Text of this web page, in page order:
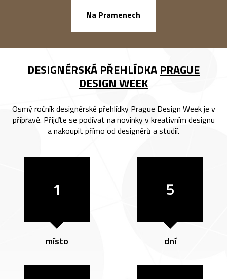
Na Pramenech
DESIGNÉRSKÁ PŘEHLÍDKA PRAGUE
DESIGN WEEK
Osmý ročník designérské přehlídky Prague Design Week je v
přípravě. Přijďte se podívat na novinky v kreativním designu
a nakoupit přímo od designérů a studií.
1
místo
5
dní